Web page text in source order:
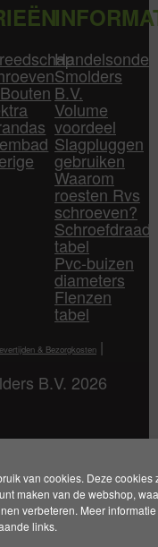
van cookies. Deze cookies
maken van de webshop,
verbeteren. Meer
links.
Smolders
B.V.
Volume
voordeel
Slagpluggen
gebruiken
Waarom
roesten Rvs
schroeven?
Schroefdraad
tabel
Pvc-buizen
diameters
Flenzen
tabel
& Bezorgkosten |
B.V. 2026